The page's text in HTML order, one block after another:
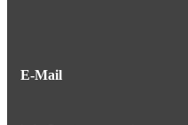
E-Mail